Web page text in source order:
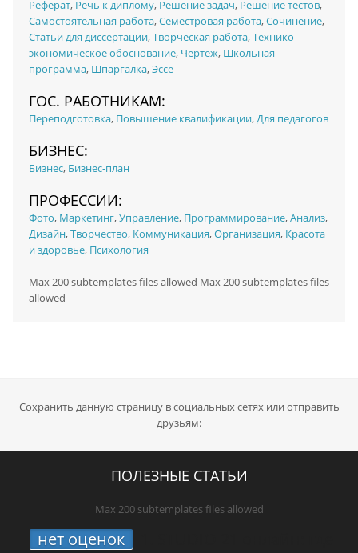
Реферат, Речь к диплому, Решение задач, Решение тестов,
Самостоятельная работа,Семестровая работа,Сочинение,
Статьи для диссертации,Творческая работа,Технико-
экономическое обоснование, Чертёж, Школьная
программа, Шпаргалка,Эссе
ГОС. РАБОТНИКАМ:
Переподготовка, Повышение квалификации,Для педагогов
БИЗНЕС:
Бизнес, Бизнес-план
ПРОФЕССИИ:
Фото, Маркетинг,Управление, Программирование,Анализ,
Дизайн,Творчество, Коммуникация,Организация, Красота
и здоровье, Психология
Max 200 subtemplates files allowed Max 200 subtemplates files
allowed
Сохранить данную страницу в социальных сетях или отправить
друзьям:
ПОЛЕЗНЫЕ СТАТЬИ
Max 200 subtemplates files allowed
нет оценок